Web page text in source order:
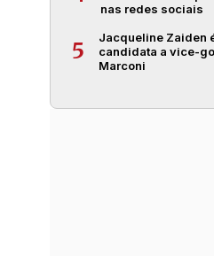
nas redes sociais
5
Jacqueline Zaiden
candidata a vice-
Marconi